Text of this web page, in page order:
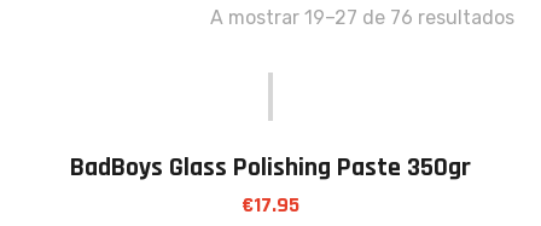
A mostrar 19–27 de 76 resultados
BadBoys Glass Polishing Paste 350gr
€17.95